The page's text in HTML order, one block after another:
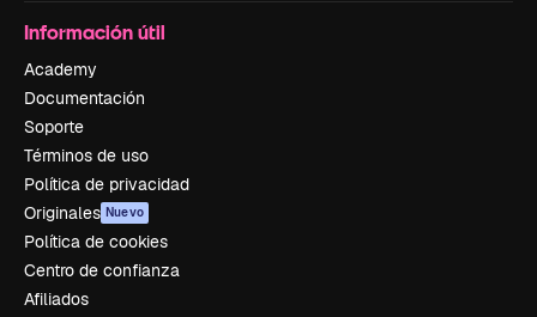
Información útil
Academy
Documentación
Soporte
Términos de uso
Política de privacidad
Originales Nuevo
Política de cookies
Centro de confianza
Afiliados